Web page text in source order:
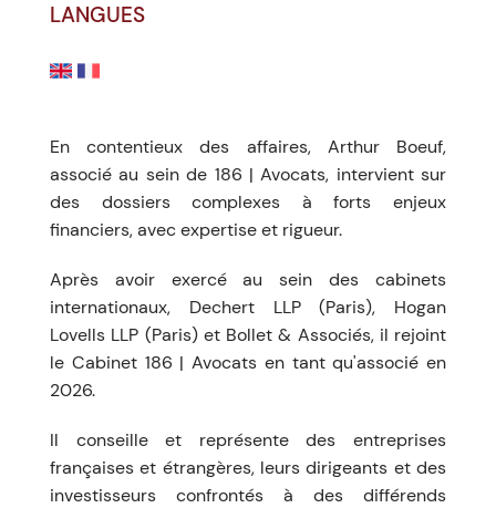
LANGUES
En contentieux des affaires, Arthur Boeuf,
associé au sein de 186 | Avocats, intervient sur
des dossiers complexes à forts enjeux
financiers, avec expertise et rigueur.
Après avoir exercé au sein des cabinets
internationaux, Dechert LLP (Paris), Hogan
Lovells LLP (Paris) et Bollet & Associés, il rejoint
le Cabinet 186 | Avocats en tant qu'associé en
2026.
Il conseille et représente des entreprises
françaises et étrangères, leurs dirigeants et des
investisseurs confrontés à des différends